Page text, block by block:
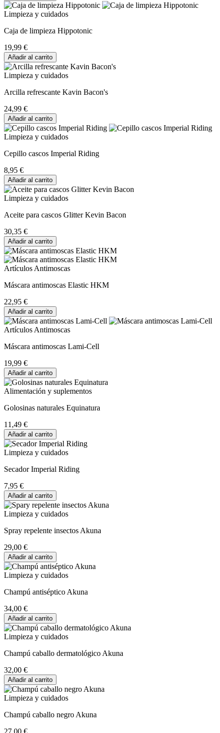
Limpieza y cuidados
Caja de limpieza Hippotonic
19,99 €
Añadir al carrito
Limpieza y cuidados
Arcilla refrescante Kavin Bacon's
24,99 €
Añadir al carrito
Limpieza y cuidados
Cepillo cascos Imperial Riding
8,95 €
Añadir al carrito
Limpieza y cuidados
Aceite para cascos Glitter Kevin Bacon
30,35 €
Añadir al carrito
Artículos Antimoscas
Máscara antimoscas Elastic HKM
22,95 €
Añadir al carrito
Artículos Antimoscas
Máscara antimoscas Lami-Cell
19,99 €
Añadir al carrito
Alimentación y suplementos
Golosinas naturales Equinatura
11,49 €
Añadir al carrito
Limpieza y cuidados
Secador Imperial Riding
7,95 €
Añadir al carrito
Limpieza y cuidados
Spray repelente insectos Akuna
29,00 €
Añadir al carrito
Limpieza y cuidados
Champú antiséptico Akuna
34,00 €
Añadir al carrito
Limpieza y cuidados
Champú caballo dermatológico Akuna
32,00 €
Añadir al carrito
Limpieza y cuidados
Champú caballo negro Akuna
27,00 €